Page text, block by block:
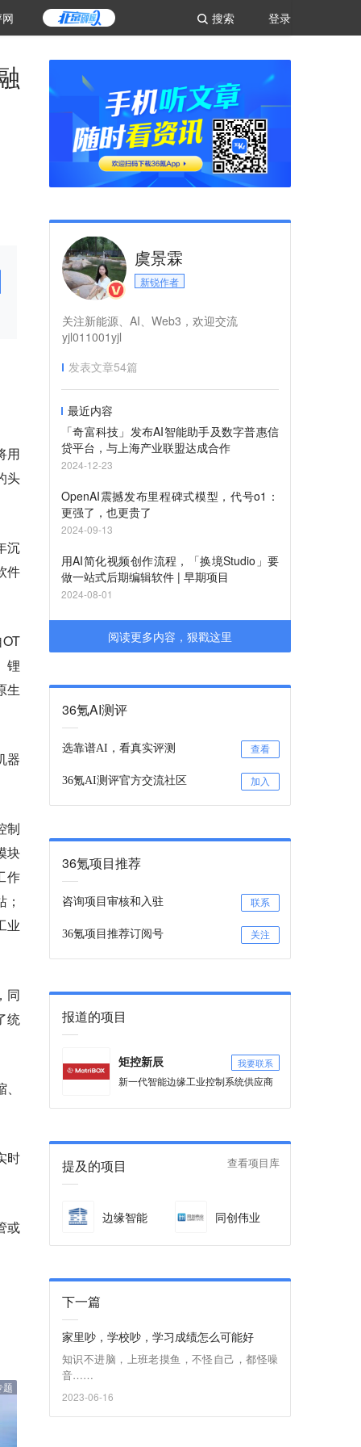
登录
搜索
用
头
沉
件
锂
生
器
制
块
作
业
同
统
时
或
题
虞景霖
新锐作者
关注新能源、AI、Web3，欢迎交流
yjl011001yjl
发表文章54篇
最近内容
「奇富科技」发布AI智能助手及数字普惠信
贷平台，与上海产业联盟达成合作
2024-12-23
OpenAI震撼发布里程碑式模型，代号o1：
更强了，也更贵了
2024-09-13
用AI简化视频创作流程，「换境Studio」要
做一站式后期编辑软件 | 早期项目
2024-08-01
阅读更多内容，狠戳这里
36氪AI测评
选靠谱AI，看真实评测 查看
36氪AI测评官方交流社区 加入
36氪项目推荐
咨询项目审核和入驻 联系
36氪项目推荐订阅号 关注
报道的项目
矩控新辰 我要联系
新一代智能边缘工业控制系统供应商
提及的项目 查看项目库
边缘智能 同创伟业
下一篇
家里吵，学校吵，学习成绩怎么可能好
知识不进脑，上班老摸鱼，不怪自己，都怪噪
音……
2023-06-16